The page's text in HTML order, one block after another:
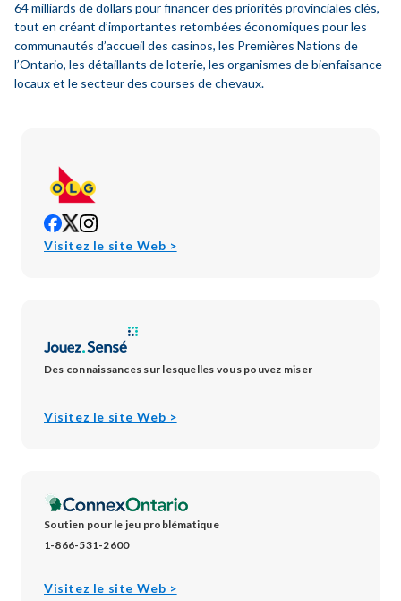
64 milliards de dollars pour financer des priorités provinciales clés,
tout en créant d’importantes retombées économiques pour les
communautés d’accueil des casinos, les Premières Nations de
l’Ontario, les détaillants de loterie, les organismes de bienfaisance
locaux et le secteur des courses de chevaux.
opens
in
opens
in
opens
in
Visitez le site Web >opens
Des connaissances sur lesquelles vous pouvez miser
Visitez le site Web >opens
Soutien pour le jeu problématique
1-866-531-2600
Visitez le site Web >opens